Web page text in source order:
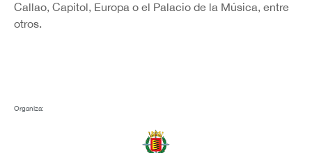
Callao, Capitol, Europa o el Palacio de la Música, entre
otros.
Organiza: